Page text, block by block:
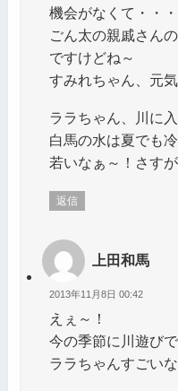
機会がなくて・・・
ごん太の親戚さん
ですけどね～
すみれちゃん、元
ララちゃん、川に
白馬の水は夏でも
若いなぁ～！さす
返信
上田和馬
2013年11月8日 00:42
えぇ～！
今の季節に川遊び
ララちゃんすごい